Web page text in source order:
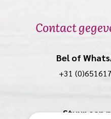
Contact
Bel of
+31
Stuur een